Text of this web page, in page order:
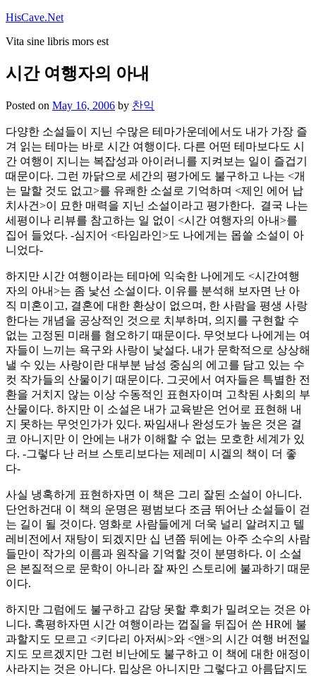
Skip
content
HisCave.Net
Vita sine libris mors est
시간 여행자의 아내
Posted on May 16, 2006 by 찬익
다양한 소설들이 지닌 수많은 테마가운데에서도 내가 가장 즐
겨 읽는 테마는 바로 시간 여행이다. 다른 어떤 테마보다도 시
간 여행이 지니는 복잡성과 아이러니를 지켜보는 일이 즐겁기
때문이다. 그런 까닭으로 세간의 평가에도 불구하고 나는 <개
는 말할 것도 없고>를 유쾌한 소설로 기억하며 <제인 에어 납
치사건>이 묘한 매력을 지닌 소설이라고 평가한다. 결국 나는
세평이나 리뷰를 참고하는 일 없이 <시간 여행자의 아내>를
집어 들었다. -심지어 <타임라인>도 나에게는 몹쓸 소설이 아
니었다-
하지만 시간 여행이라는 테마에 익숙한 나에게도 <시간여행
자의 아내>는 좀 낯선 소설이다. 이유를 분석해 보자면 난 아
직 미혼이고, 결혼에 대한 환상이 없으며, 한 사람을 평생 사랑
한다는 개념을 공상적인 것으로 치부하며, 의지를 구현할 수
없는 고정된 미래를 혐오하기 때문이다. 무엇보다 나에게는 여
자들이 느끼는 욕구와 사랑이 낯설다. 내가 문학적으로 상상해
낼 수 있는 사랑이란 대부분 남성 중심의 에고를 담고 있는 수
컷 작가들의 산물이기 때문이다. 그곳에서 여자들은 특별한 전
환을 거치지 않는 이상 수동적인 표현자이며 고착된 사회의 부
산물이다. 하지만 이 소설은 내가 교육받은 언어로 표현해 내
지 못하는 무엇인가가 있다. 짜임새나 완성도가 높은 것은 결
코 아니지만 이 안에는 내가 이해할 수 없는 모호한 세계가 있
다. -그렇다 난 러브 스토리보다는 제레미 시겔의 책이 더 좋
다-
사실 냉혹하게 표현하자면 이 책은 그리 잘된 소설이 아니다.
단언하건대 이 책의 운명은 평범보다 조금 뛰어난 소설들이 걷
는 길이 될 것이다. 영화로 사람들에게 더욱 널리 알려지고 텔
레비전에서 재탕이 되겠지만 십 년쯤 뒤에는 아주 소수의 사람
들만이 작가의 이름과 원작을 기억할 것이 분명하다. 이 소설
은 본질적으로 문학이 아니라 잘 짜인 스토리에 불과하기 때문
이다.
하지만 그럼에도 불구하고 감당 못할 후회가 밀려오는 것은 아
니다. 혹평하자면 시간 여행이라는 껍질을 뒤집어 쓴 HR에 불
과할지도 모르고 <키다리 아저씨>와 <앤>의 시간 여행 버전일
지도 모르겠지만 그런 비난에도 불구하고 이 책에 대한 애정이
사라지는 것은 아니다. 밉상은 아니지만 그렇다고 아름답지도